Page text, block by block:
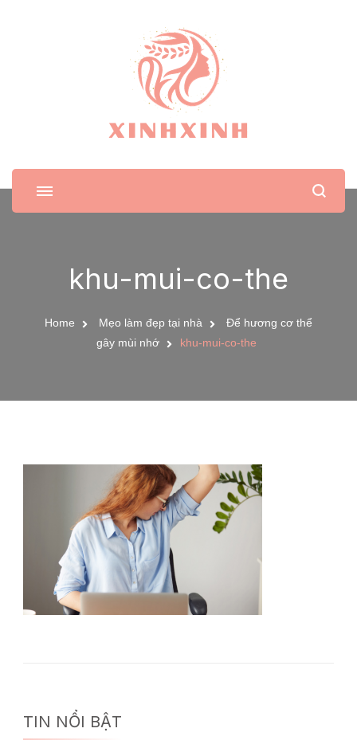
XinhXinh
Trang tin tức cho phái đẹp
khu-mui-co-the
Home Mẹo làm đẹp tại nhà
Để hương cơ thể
gây mùi nhớ
khu-mui-co-the
TIN NỔI BẬT